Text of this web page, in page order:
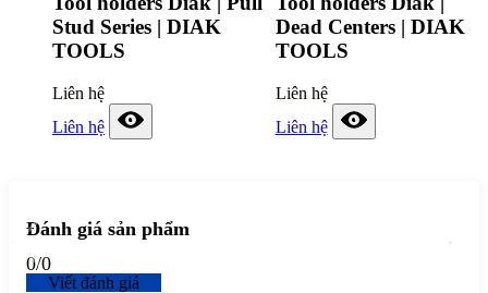
Stud Series | DIAK
TOOLS
Liên hệ
Liên hệ
Dead Centers | DIAK
TOOLS
Liên hệ
Liên hệ
Đánh giá sản phẩm
0/0
Viết đánh giá